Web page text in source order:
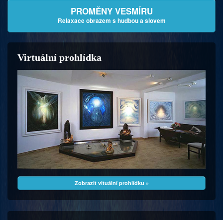
PROMĚNY VESMÍRU
Relaxace obrazem s hudbou a slovem
Virtuální prohlídka
Zobrazit vituální prohlídku »